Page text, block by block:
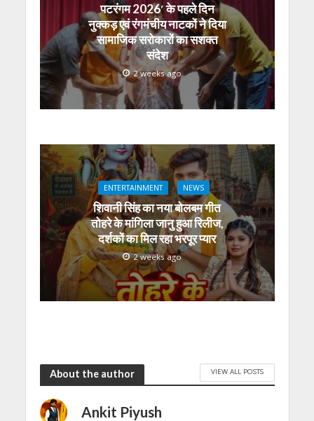
पटरंगम 2026′ के पहले दिन
नुक्कड़ एवं रंगमंचीय नाटकों ने दिया
सामाजिक सरोकारों का सशक्त
संदेश
2 weeks ago
ENTERTAINMENT NEWS
शिवानी सिंह का नया बोलबम गीत
तोहरे के मांगिला जानु हुआ रिलीज,
दर्शकों का मिल रहा भरपूर प्यार
2 weeks ago
About the author VIEW ALL POSTS
Ankit Piyush